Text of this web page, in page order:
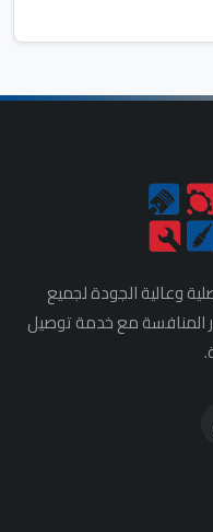
وعالية الجودة لجميع
المنافسة مع خدمة توصيل